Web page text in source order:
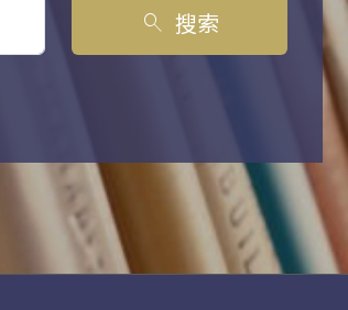
search 搜索